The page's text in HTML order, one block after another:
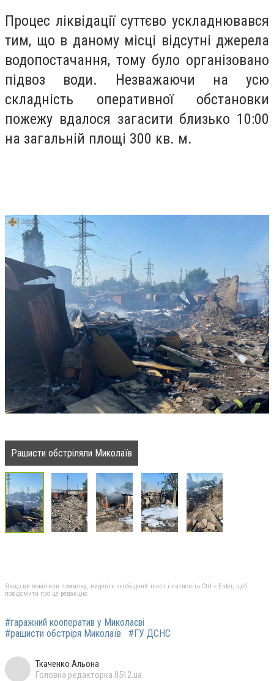
Процес ліквідації суттєво ускладнювався
тим, що в даному місці відсутні джерела
водопостачання, тому було організовано
підвоз води. Незважаючи на усю
складність оперативної обстановки
пожежу вдалося загасити близько 10:00
на загальній площі 300 кв. м.
Рашисти обстріляли Миколаїв
Якщо ви помітили помилку, виділіть необхідний текст і натисніть Ctrl + Enter, щоб
повідомити про це редакцію
#гаражний кооператив у Миколаєві
#рашисти обстріря Миколаїв
#ГУ ДСНС
Ткаченко Альона
Головна редакторка 0512.ua